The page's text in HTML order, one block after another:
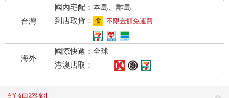
台灣
國內宅配：本島、離島
到店取貨：
不限金額免運費
海外
國際快遞：全球
港澳店取：